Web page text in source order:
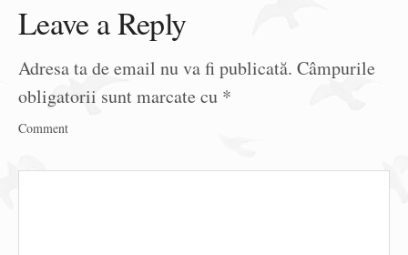
Leave a Reply
Adresa ta de email nu va fi publicată. Câmpurile
obligatorii sunt marcate cu *
Comment